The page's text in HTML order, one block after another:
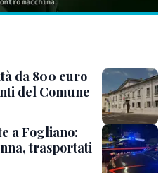
da 800 euro
del Comune
a Fogliano:
trasportati